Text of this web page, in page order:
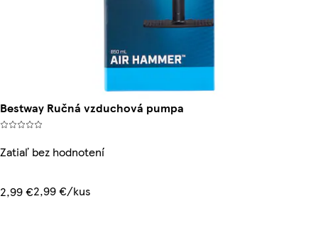
Bestway Ručná vzduchová pumpa
Zatiaľ bez hodnotení
2,99 €2,99 €/kus